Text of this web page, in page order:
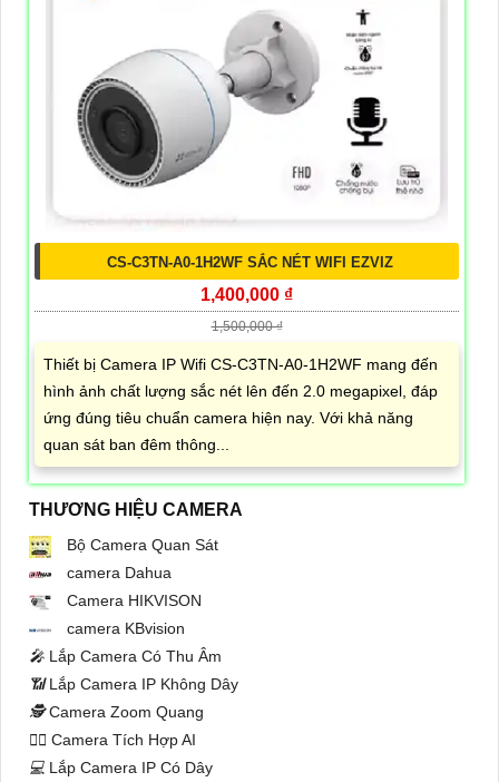
CS-C3TN-A0-1H2WF SẮC NÉT WIFI EZVIZ
1,400,000 ₫
1,500,000 ₫
Thiết bị Camera IP Wifi CS-C3TN-A0-1H2WF mang đến
hình ảnh chất lượng sắc nét lên đến 2.0 megapixel, đáp
ứng đúng tiêu chuẩn camera hiện nay. Với khả năng
quan sát ban đêm thông...
THƯƠNG HIỆU CAMERA
Bộ Camera Quan Sát
camera Dahua
Camera HIKVISON
camera KBvision
️🎤️ Lắp Camera Có Thu Âm
📶Lắp Camera IP Không Dây
🕵️Camera Zoom Quang
🧛‍♀️ Camera Tích Hợp AI
💻 Lắp Camera IP Có Dây